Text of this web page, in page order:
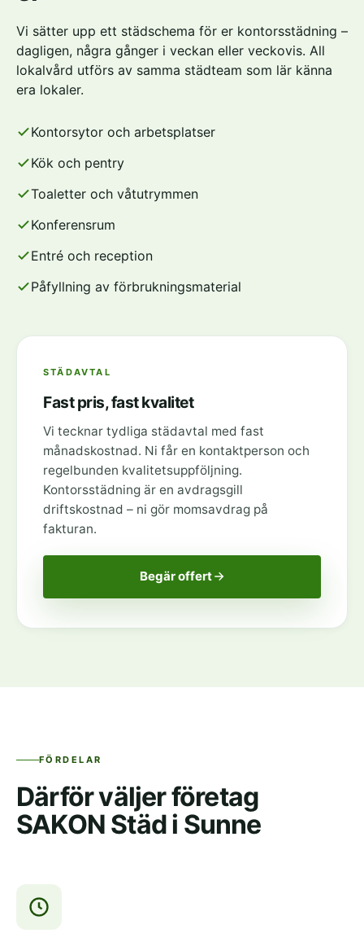
Vi sätter upp ett städschema för er kontorsstädning –
dagligen, några gånger i veckan eller veckovis. All
lokalvård utförs av samma städteam som lär känna
era lokaler.
Kontorsytor och arbetsplatser
Kök och pentry
Toaletter och våtutrymmen
Konferensrum
Entré och reception
Påfyllning av förbrukningsmaterial
STÄDAVTAL
Fast pris, fast kvalitet
Vi tecknar tydliga städavtal med fast
månadskostnad. Ni får en kontaktperson och
regelbunden kvalitetsuppföljning.
Kontorsstädning är en avdragsgill
driftskostnad – ni gör momsavdrag på
fakturan.
Begär offert
FÖRDELAR
Därför väljer företag
SAKON Städ i Sunne